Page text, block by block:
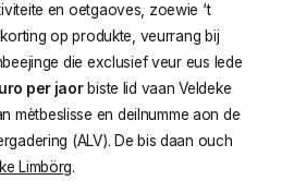
en oetgaoves, zoewie ‘t
op produkte, veurrang bij
die exclusief veur eus lede
per jaorbiste lid vaan Veldeke
mètbeslisse en deilnumme aon de
(ALV). De bis daan ouch
Limbörg.